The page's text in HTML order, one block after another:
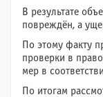
В результате
повреждён, а
По этому факту
проверки в
мер в
По итогам